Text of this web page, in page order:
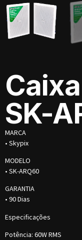
SK-
MARCA
• Skypix
MODELO
• SK-ARQ60
GARANTIA
• 90 Dias
Especificações
Potência: 60W RMS